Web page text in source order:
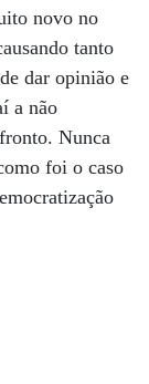
novo no
tanto
dar opinião e
a não
Nunca
foi o caso